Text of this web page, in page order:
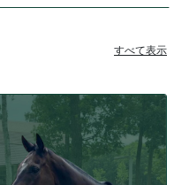
すべて表示